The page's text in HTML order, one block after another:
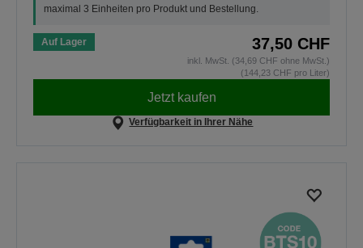
maximal 3 Einheiten pro Produkt und Bestellung.
Auf Lager 37,50 CHF
inkl. MwSt. (34,69 CHF ohne MwSt.)
(144,23 CHF pro Liter)
Jetzt kaufen
Verfügbarkeit in Ihrer Nähe